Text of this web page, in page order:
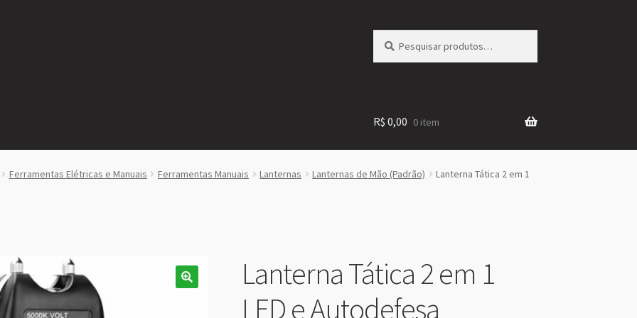
por:
R$ 0,00 0 item
Ferramentas Elétricas e Manuais Ferramentas Manuais Lanternas Lanternas de Mão (Padrão)
Lanterna Tática 2 em 1
Lanterna Tática 2 em 1
LED e Autodefesa